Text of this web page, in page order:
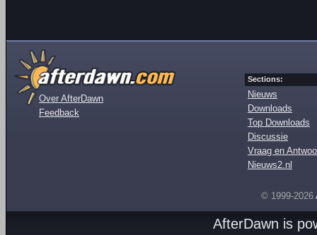
Over AfterDawn
Feedback
Sections:
Nieuws
Downloads
Top Downloads
Discussie
Vraag en
Nieuws2.nl
© 1999-2026
AfterDawn is